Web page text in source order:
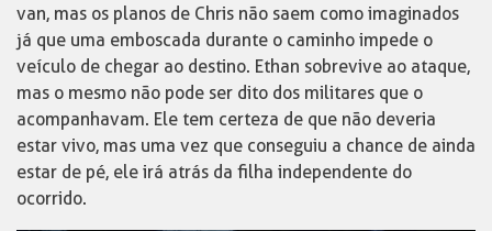
van, mas os planos de Chris não saem como imaginados
já que uma emboscada durante o caminho impede o
veículo de chegar ao destino. Ethan sobrevive ao ataque,
mas o mesmo não pode ser dito dos militares que o
acompanhavam. Ele tem certeza de que não deveria
estar vivo, mas uma vez que conseguiu a chance de ainda
estar de pé, ele irá atrás da filha independente do
ocorrido.